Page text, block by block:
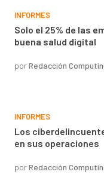
INFORMES
Solo el 25% de las
buena salud digital
porRedacción
INFORMES
Los
en sus operaciones
porRedacción